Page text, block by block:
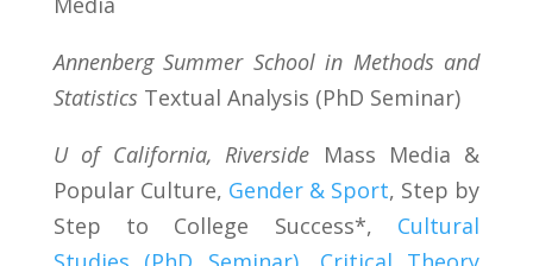
Annenberg Summer School in Methods and
Statistics Textual Analysis (PhD Seminar)
U of California, Riverside Mass Media &
Popular Culture, Gender & Sport, Step by
Step to College Success*, Cultural